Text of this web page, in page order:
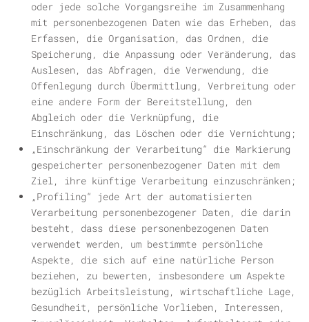
oder jede solche Vorgangsreihe im Zusammenhang
mit personenbezogenen Daten wie das Erheben, das
Erfassen, die Organisation, das Ordnen, die
Speicherung, die Anpassung oder Veränderung, das
Auslesen, das Abfragen, die Verwendung, die
Offenlegung durch Übermittlung, Verbreitung oder
eine andere Form der Bereitstellung, den
Abgleich oder die Verknüpfung, die
Einschränkung, das Löschen oder die Vernichtung;
„Einschränkung der Verarbeitung“ die Markierung
gespeicherter personenbezogener Daten mit dem
Ziel, ihre künftige Verarbeitung einzuschränken;
„Profiling“ jede Art der automatisierten
Verarbeitung personenbezogener Daten, die darin
besteht, dass diese personenbezogenen Daten
verwendet werden, um bestimmte persönliche
Aspekte, die sich auf eine natürliche Person
beziehen, zu bewerten, insbesondere um Aspekte
bezüglich Arbeitsleistung, wirtschaftliche Lage,
Gesundheit, persönliche Vorlieben, Interessen,